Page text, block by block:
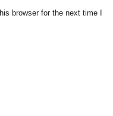
browser for the next time I